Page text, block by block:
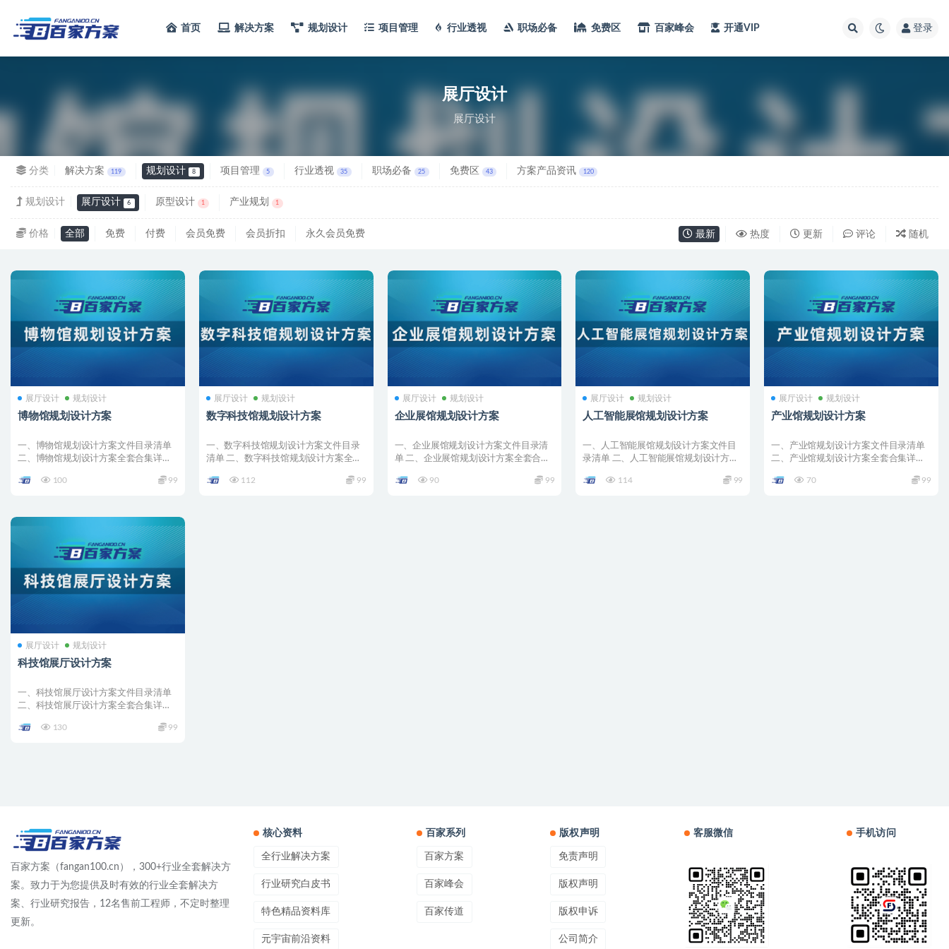
首页 解决方案 规划设计 项目管理 行业透视 职场必备 免费区 百家峰会 开通VIP 登录
展厅设计
展厅设计
分类 解决方案 119 规划设计 8 项目管理 5 行业透视 35 职场必备 25 免费区 43 方案产品资讯 120
规划设计 展厅设计 6 原型设计 1 产业规划 1
价格 全部 免费 付费 会员免费 会员折扣 永久会员免费 最新 热度 更新 评论 随机
展厅设计 规划设计
博物馆规划设计方案
一、博物馆规划设计方案文件目录清单
二、博物馆规划设计方案全套合集详情
100
99
展厅设计 规划设计
数字科技馆规划设计方案
一、数字科技馆规划设计方案文件目录
清单 二、数字科技馆规划设计方案全套
112
99
展厅设计 规划设计
企业展馆规划设计方案
一、企业展馆规划设计方案文件目录清
单 二、企业展馆规划设计方案全套合集
90
99
展厅设计 规划设计
人工智能展馆规划设计方案
一、人工智能展馆规划设计方案文件目
录清单 二、人工智能展馆规划设计方案
114
99
展厅设计 规划设计
产业馆规划设计方案
一、产业馆规划设计方案文件目录清单
二、产业馆规划设计方案全套合集详情
70
99
展厅设计 规划设计
科技馆展厅设计方案
一、科技馆展厅设计方案文件目录清单
二、科技馆展厅设计方案全套合集详情
130
99
百家方案（fangan100.cn），300+行业全套解决方
案。致力于为您提供及时有效的行业全套解决方
案、行业研究报告，12名售前工程师，不定时整理
更新。
核心资料
全行业解决方案
行业研究白皮书
特色精品资料库
元宇宙前沿资料
百家系列
百家方案
百家峰会
百家传道
版权声明
免责声明
版权声明
版权申诉
公司简介
客服微信 手机访问